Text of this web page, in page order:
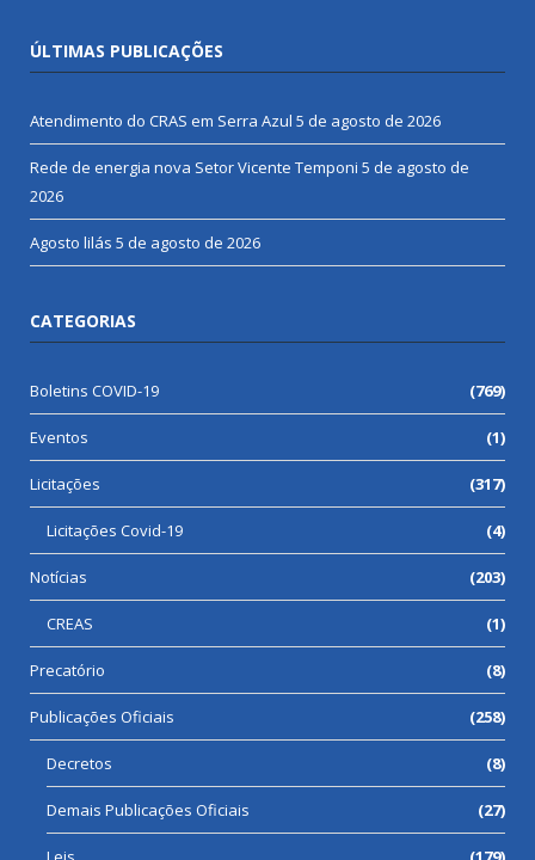
ÚLTIMAS PUBLICAÇÕES
Atendimento do CRAS em Serra Azul 5 de agosto de 2026
Rede de energia nova Setor Vicente Temponi 5 de agosto de
2026
Agosto lilás 5 de agosto de 2026
CATEGORIAS
Boletins COVID-19 (769)
Eventos (1)
Licitações (317)
Licitações Covid-19 (4)
Notícias (203)
CREAS (1)
Precatório (8)
Publicações Oficiais (258)
Decretos (8)
Demais Publicações Oficiais (27)